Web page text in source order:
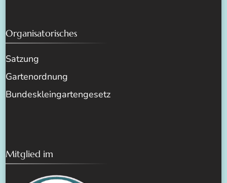
Organisatorisches
Satzung
Gartenordnung
Bundeskleingartengesetz
Mitglied im